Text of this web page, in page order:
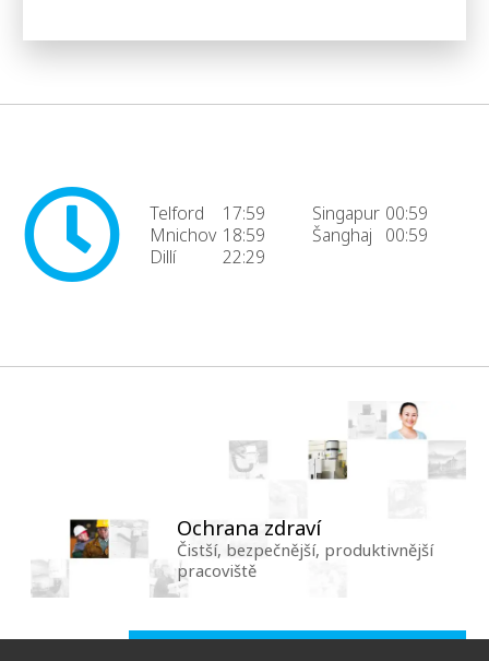
Telford
17:59
Mnichov 18:59
Dillí
22:29
Singapur 00:59
Šanghaj
00:59
Ochrana zdraví
Čistší, bezpečnější, produktivnější
pracoviště